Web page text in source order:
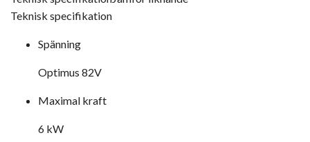
Teknisk specifikation
Spänning
Optimus 82V
Maximal kraft
6 kW